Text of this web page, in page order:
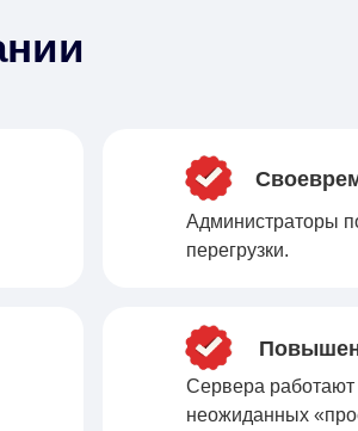
Администраторы
перегрузки.
Сервера работают
неожиданных